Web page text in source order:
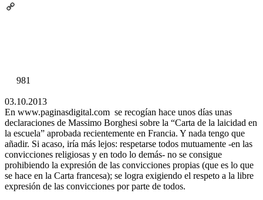
Email
981
03.10.2013
En www.paginasdigital.com se recogían hace unos días unas
declaraciones de Massimo Borghesi sobre la “Carta de la laicidad en
la escuela” aprobada recientemente en Francia. Y nada tengo que
añadir. Si acaso, iría más lejos: respetarse todos mutuamente -en las
convicciones religiosas y en todo lo demás- no se consigue
prohibiendo la expresión de las convicciones propias (que es lo que
se hace en la Carta francesa); se logra exigiendo el respeto a la libre
expresión de las convicciones por parte de todos.